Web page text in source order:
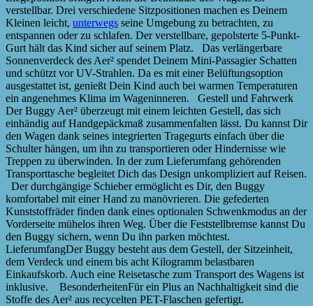
verstellbar. Drei verschiedene Sitzpositionen machen es Deinem
Kleinen leicht, unterwegs seine Umgebung zu betrachten, zu
entspannen oder zu schlafen. Der verstellbare, gepolsterte 5-Punkt-
Gurt hält das Kind sicher auf seinem Platz. Das verlängerbare
Sonnenverdeck des Aer² spendet Deinem Mini-Passagier Schatten
und schützt vor UV-Strahlen. Da es mit einer Belüftungsoption
ausgestattet ist, genießt Dein Kind auch bei warmen Temperaturen
ein angenehmes Klima im Wageninneren. Gestell und Fahrwerk
Der Buggy Aer² überzeugt mit einem leichten Gestell, das sich
einhändig auf Handgepäckmaß zusammenfalten lässt. Du kannst Dir
den Wagen dank seines integrierten Tragegurts einfach über die
Schulter hängen, um ihn zu transportieren oder Hindernisse wie
Treppen zu überwinden. In der zum Lieferumfang gehörenden
Transporttasche begleitet Dich das Design unkompliziert auf Reisen.
Der durchgängige Schieber ermöglicht es Dir, den Buggy
komfortabel mit einer Hand zu manövrieren. Die gefederten
Kunststoffräder finden dank eines optionalen Schwenkmodus an der
Vorderseite mühelos ihren Weg. Über die Feststellbremse kannst Du
den Buggy sichern, wenn Du ihn parken möchtest.
LieferumfangDer Buggy besteht aus dem Gestell, der Sitzeinheit,
dem Verdeck und einem bis acht Kilogramm belastbaren
Einkaufskorb. Auch eine Reisetasche zum Transport des Wagens ist
inklusive. BesonderheitenFür ein Plus an Nachhaltigkeit sind die
Stoffe des Aer² aus recycelten PET-Flaschen gefertigt.